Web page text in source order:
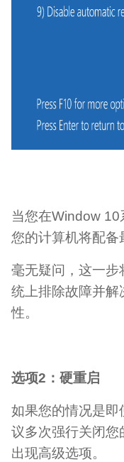
当您在Window 10
您的计算机将配备
毫无疑问，这一
统上排除故障并
性。
选项2：硬重启
如果您的情况是
议多次强行关闭
出现高级选项。